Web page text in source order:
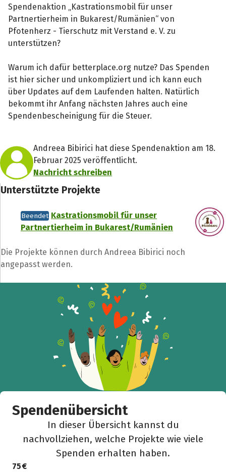
Spendenaktion „Kastrationsmobil für unser
Partnertierheim in Bukarest/Rumänien“ von
Pfotenherz - Tierschutz mit Verstand e. V. zu
unterstützen?
Warum ich dafür betterplace.org nutze? Das Spenden
ist hier sicher und unkompliziert und ich kann euch
über Updates auf dem Laufenden halten. Natürlich
bekommt ihr Anfang nächsten Jahres auch eine
Spendenbescheinigung für die Steuer.
Andreea Bibirici hat diese Spendenaktion am 18.
Februar 2025 veröffentlicht.
Nachricht schreiben
Unterstützte Projekte
Beendet Kastrationsmobil für unser
Partnertierheim in Bukarest/Rumänien
Die Projekte können durch Andreea Bibirici noch
angepasst werden.
Spendenübersicht
In dieser Übersicht kannst du
nachvollziehen, welche Projekte wie viele
Spenden erhalten haben.
75 €
Hilf mit noch mehr Spenden zu sammeln!
Facebook WhatsApp